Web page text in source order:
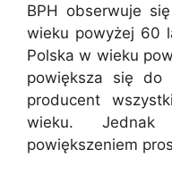
BPH obserwuje
wieku powyżej 60
Polska w wieku
powiększa się do
producent
wieku.
powiększeniem